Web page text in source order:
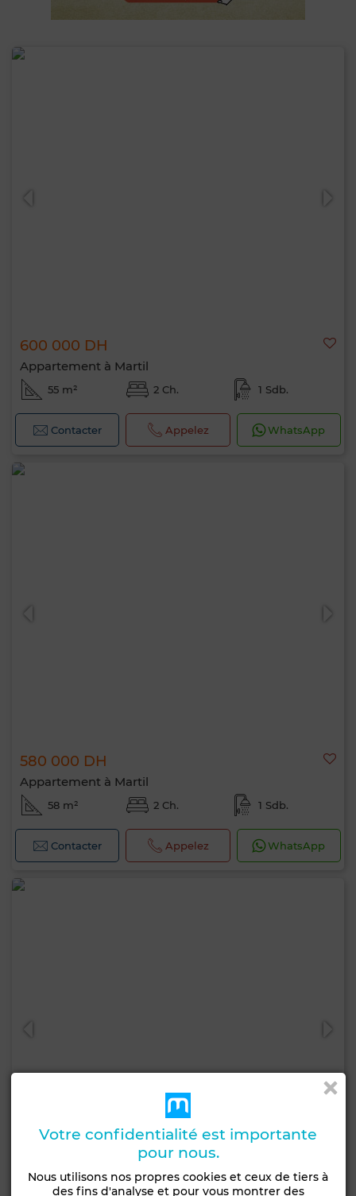
600 000 DH
Appartement à Martil
55 m² 2 Ch. 1 Sdb.
Contacter Appelez WhatsApp
580 000 DH
Appartement à Martil
58 m² 2 Ch. 1 Sdb.
Contacter Appelez WhatsApp
620 000 DH
Votre confidentialité est importante
pour nous.
Nous utilisons nos propres cookies et ceux de tiers à
des fins d'analyse et pour vous montrer des